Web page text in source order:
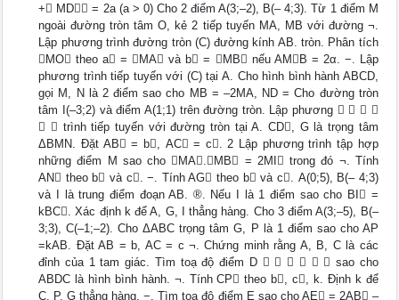
+ MD = 2a (a > 0) Cho 2 điểm A(3;–2), B(– 4;3). Từ 1 điểm M
ngoài đường tròn tâm O, kẻ 2 tiếp tuyến MA, MB với đường ¬.
Lập phương trình đường tròn (C) đường kính AB. tròn. Phân tích
MO theo a = MA và b = MB nếu AMB = 2α. −. Lập
phương trình tiếp tuyến với (C) tại A. Cho hình bình hành ABCD,
gọi M, N là 2 điểm sao cho MB = –2MA, ND = Cho đường tròn
tâm I(–3;2) và điểm A(1;1) trên đường tròn. Lập phương    
  trình tiếp tuyến với đường tròn tại A. CD, G là trọng tâm
ΔBMN. Đặt AB = b, AC = c. 2 Lập phương trình tập hợp
những điểm M sao cho MA.MB = 2MI trong đó ¬. Tính
AN theo b và c. −. Tính AG theo b và c. A(0;5), B(– 4;3)
và I là trung điểm đoạn AB. ®. Nếu I là 1 điểm sao cho BI =
kBC. Xác định k để A, G, I thẳng hàng. Cho 3 điểm A(3;–5), B(–
3;3), C(–1;–2). Cho ΔABC trọng tâm G, P là 1 điểm sao cho AP
=kAB. Đặt AB = b, AC = c ¬. Chứng minh rằng A, B, C là các
đỉnh của 1 tam giác. Tìm toạ độ điểm D       sao cho
ABDC là hình bình hành. ¬. Tính CP theo b, c, k. Định k để
C, P, G thẳng hàng. −. Tìm toạ độ điểm E sao cho AE = 2AB –